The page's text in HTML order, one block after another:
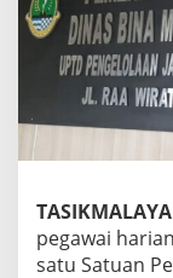
pegawai
satu Satuan